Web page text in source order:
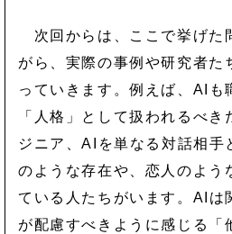
次回からは、ここで挙げた
がら、実際の事例や研究者た
っていきます。例えば、AIも
「人格」として扱われるべ
ジニア、AIを単なる対話相手
のような存在や、恋人のよう
ている人たちがいます。AIは
が配慮すべきように感じる「